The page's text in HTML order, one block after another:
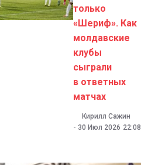
только
«Шериф». Как
молдавские
клубы
сыграли
в ответных
матчах
Кирилл Сажин
- 30 Июл 2026 22:08